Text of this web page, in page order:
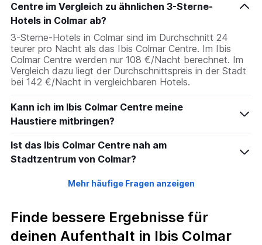
Centre im Vergleich zu ähnlichen 3-Sterne-
Hotels in Colmar ab?
3-Sterne-Hotels in Colmar sind im Durchschnitt 24
teurer pro Nacht als das Ibis Colmar Centre. Im Ibis
Colmar Centre werden nur 108 €/Nacht berechnet. Im
Vergleich dazu liegt der Durchschnittspreis in der Stadt
bei 142 €/Nacht in vergleichbaren Hotels.
Kann ich im Ibis Colmar Centre meine
Haustiere mitbringen?
Ist das Ibis Colmar Centre nah am
Stadtzentrum von Colmar?
Mehr häufige Fragen anzeigen
Finde bessere Ergebnisse für
deinen Aufenthalt in Ibis Colmar